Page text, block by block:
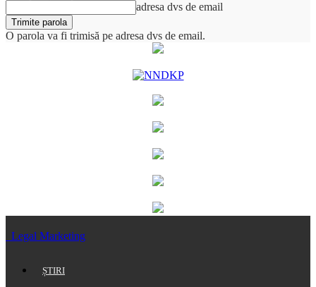
adresa dvs de email
O parola va fi trimisă pe adresa dvs de email.
Legal Marketing
ȘTIRI